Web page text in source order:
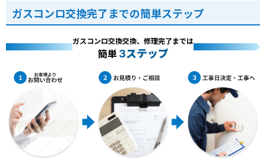
ガスコンロ交換完了までの簡単ステップ
ガスコンロ交換交換、修理完了までは
簡単 3ステップ